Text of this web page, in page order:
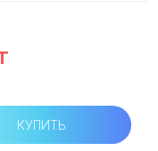
КУПИТЬ